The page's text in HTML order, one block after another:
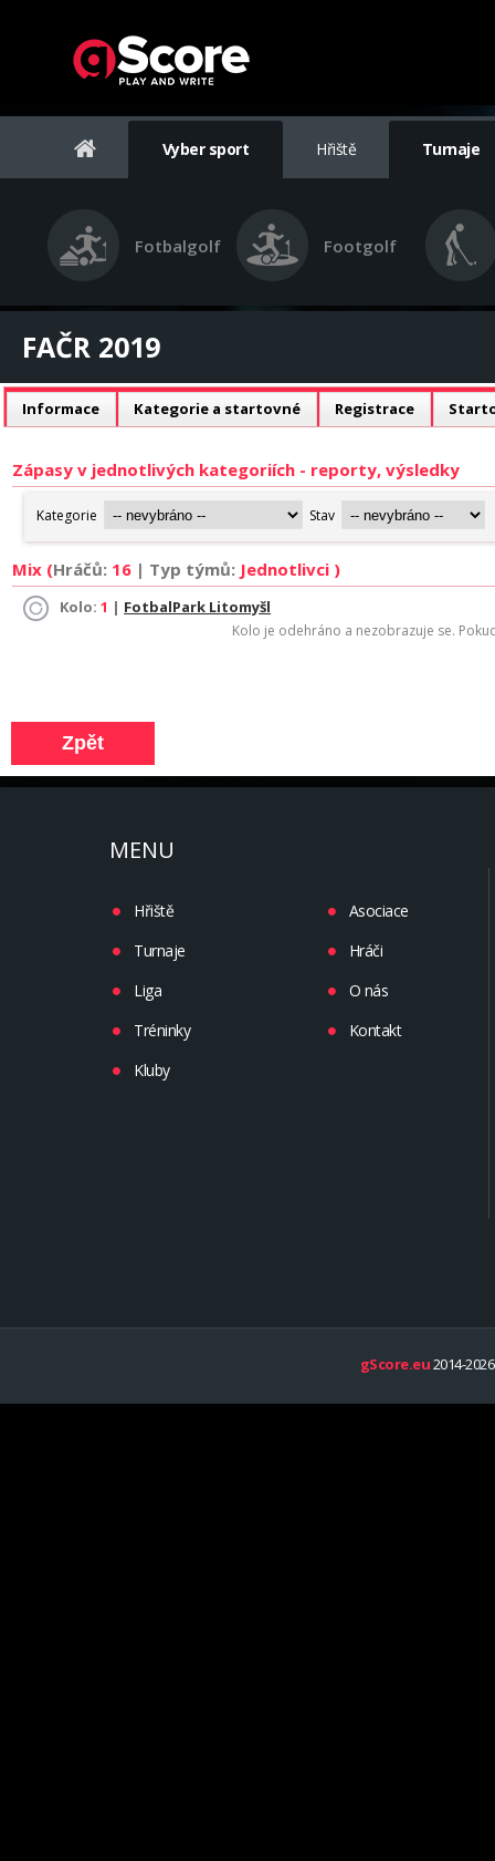
Vyber sport Hřiště Turnaje
Fotbalgolf Footgolf
FAČR 2019
Informace Kategorie a startovné Registrace
Zápasy v jednotlivých kategoriích - reporty, výsledky
Mix (Hráčů: 16 | Typ týmů: Jednotlivci )
Kolo: 1 | FotbalPark Litomyšl
Kolo je odehráno a nezobrazuje se.
MENU
Hřiště
Turnaje
Liga
Tréninky
Kluby
Asociace
Hráči
O nás
Kontakt
gScore.eu2014-